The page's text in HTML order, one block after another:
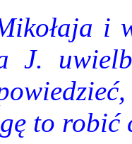
i
J.
to robić